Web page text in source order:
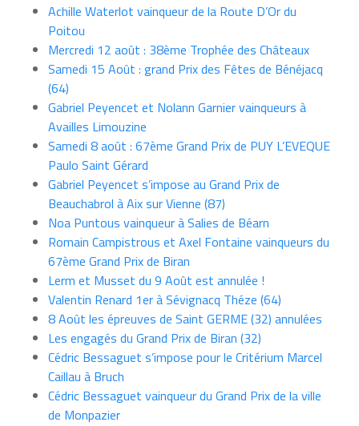
Achille Waterlot vainqueur de la Route D’Or du
Poitou
Mercredi 12 août : 38ème Trophée des Châteaux
Samedi 15 Août : grand Prix des Fêtes de Bénéjacq
(64)
Gabriel Peyencet et Nolann Garnier vainqueurs à
Availles Limouzine
Samedi 8 août : 67ème Grand Prix de PUY L’EVEQUE
Paulo Saint Gérard
Gabriel Peyencet s’impose au Grand Prix de
Beauchabrol à Aix sur Vienne (87)
Noa Puntous vainqueur à Salies de Béarn
Romain Campistrous et Axel Fontaine vainqueurs du
67ème Grand Prix de Biran
Lerm et Musset du 9 Août est annulée !
Valentin Renard 1er à Sévignacq Théze (64)
8 Août les épreuves de Saint GERME (32) annulées
Les engagés du Grand Prix de Biran (32)
Cédric Bessaguet s’impose pour le Critérium Marcel
Caillau à Bruch
Cédric Bessaguet vainqueur du Grand Prix de la ville
de Monpazier